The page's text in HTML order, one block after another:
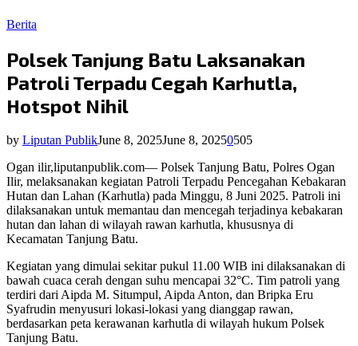
Berita
Polsek Tanjung Batu Laksanakan
Patroli Terpadu Cegah Karhutla,
Hotspot Nihil
by Liputan PublikJune 8, 2025June 8, 20250505
Ogan ilir,liputanpublik.com— Polsek Tanjung Batu, Polres Ogan
Ilir, melaksanakan kegiatan Patroli Terpadu Pencegahan Kebakaran
Hutan dan Lahan (Karhutla) pada Minggu, 8 Juni 2025. Patroli ini
dilaksanakan untuk memantau dan mencegah terjadinya kebakaran
hutan dan lahan di wilayah rawan karhutla, khususnya di
Kecamatan Tanjung Batu.
Kegiatan yang dimulai sekitar pukul 11.00 WIB ini dilaksanakan di
bawah cuaca cerah dengan suhu mencapai 32°C. Tim patroli yang
terdiri dari Aipda M. Situmpul, Aipda Anton, dan Bripka Eru
Syafrudin menyusuri lokasi-lokasi yang dianggap rawan,
berdasarkan peta kerawanan karhutla di wilayah hukum Polsek
Tanjung Batu.